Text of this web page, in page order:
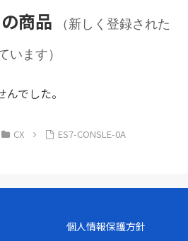
商品
（新しく登録された
います）
でした。
CX ES7-CONSLE-0A
個人情報保護方針